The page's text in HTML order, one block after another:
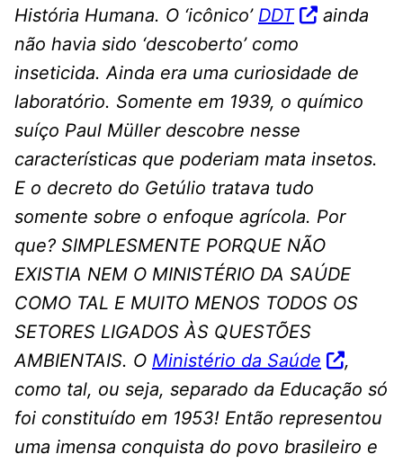
História Humana. O ‘icônico’ DDT
ainda
não havia sido ‘descoberto’ como
inseticida. Ainda era uma curiosidade de
laboratório. Somente em 1939, o químico
suíço Paul Müller descobre nesse
características que poderiam mata insetos.
E o decreto do Getúlio tratava tudo
somente sobre o enfoque agrícola. Por
que? SIMPLESMENTE PORQUE NÃO
EXISTIA NEM O MINISTÉRIO DA SAÚDE
COMO TAL E MUITO MENOS TODOS OS
SETORES LIGADOS ÀS QUESTÕES
AMBIENTAIS. O Ministério da Saúde
,
como tal, ou seja, separado da Educação só
foi constituído em 1953! Então representou
uma imensa conquista do povo brasileiro e